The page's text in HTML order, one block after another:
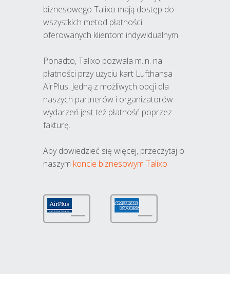
biznesowego Talixo mają dostęp do
wszystkich metod płatności
oferowanych klientom indywidualnym.
Ponadto, Talixo pozwala m.in. na
płatności przy użyciu kart Lufthansa
AirPlus. Jedną z możliwych opcji dla
naszych partnerów i organizatorów
wydarzeń jest też płatność poprzez
fakturę.
Aby dowiedzieć się więcej, przeczytaj o
naszym koncie biznesowym Talixo